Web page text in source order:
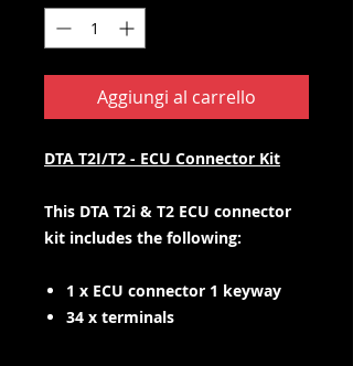
Aggiungi al carrello
DTA T2I/T2 - ECU Connector Kit
This DTA T2i & T2 ECU connector
kit includes the following:
1 x ECU connector 1 keyway
34 x terminals